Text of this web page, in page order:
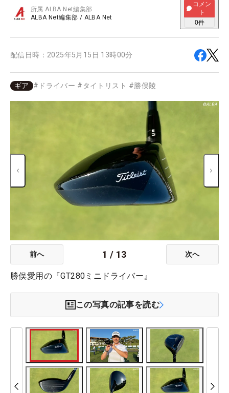
所属ALBA Net編集部
ALBA Net編集部 / ALBA Net
コメン
ト
0件
配信日時： 2025年5月15日 13時00分
ギア # ドライバー # タイトリスト #勝俣陵
前へ 1 / 13 次へ
勝俣愛用の『GT280ミニドライバー』
この写真の記事を読む